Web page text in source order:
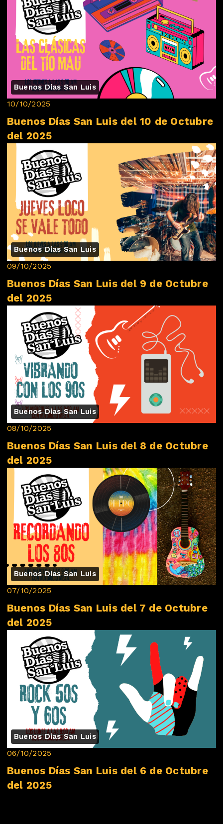
Buenos Días San Luis
10/10/2025
Buenos Días San Luis del 10 de Octubre
del 2025
Buenos Días San Luis
09/10/2025
Buenos Días San Luis del 9 de Octubre
del 2025
Buenos Días San Luis
08/10/2025
Buenos Días San Luis del 8 de Octubre
del 2025
Buenos Días San Luis
07/10/2025
Buenos Días San Luis del 7 de Octubre
del 2025
Buenos Días San Luis
06/10/2025
Buenos Días San Luis del 6 de Octubre
del 2025